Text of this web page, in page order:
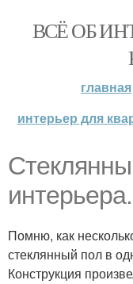
ВСЁ ОБ
главная
интерьер для
интерьера.
Помню, как
стеклянный пол в
Конструкция